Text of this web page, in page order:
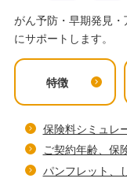
がん予防・早期発見
にサポートします。
特徴
保険料シミュレ
ご契約年齢、保
パンフレット、